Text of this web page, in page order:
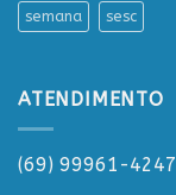
semana sesc
ATENDIMENTO
(69) 99961-4247